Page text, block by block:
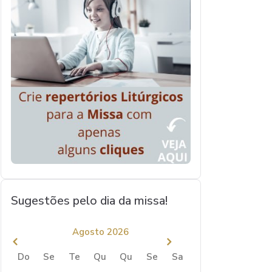
Sugestões pelo dia da missa!
Agosto 2026
Do Se Te Qu Qu Se
Sa